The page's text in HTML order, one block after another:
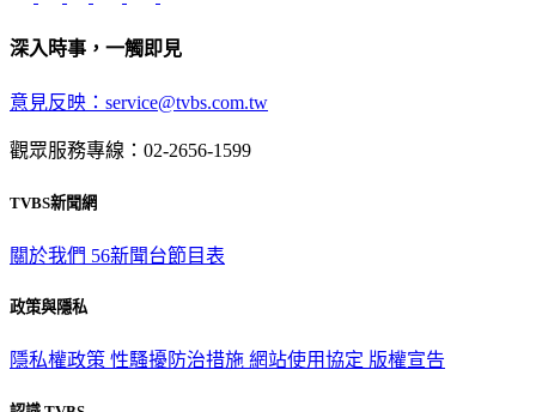
深入時事，一觸即見
意見反映：service@tvbs.com.tw
觀眾服務專線：02-2656-1599
TVBS新聞網
關於我們 56新聞台節目表
政策與隱私
隱私權政策 性騷擾防治措施 網站使用協定 版權宣告